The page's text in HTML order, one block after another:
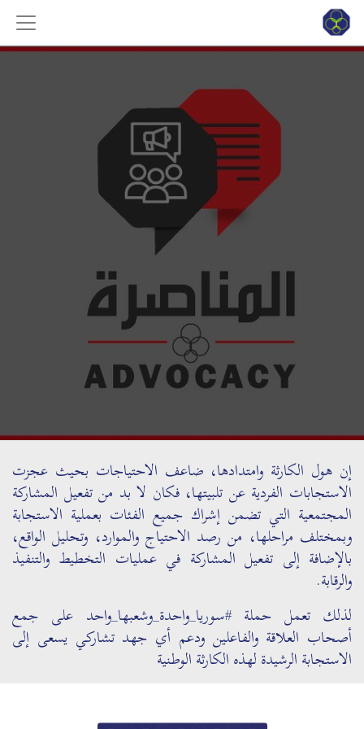
إن هول الكارثة وامتدادها، ضاعف الاحتياجات بحيث عجزت
الاستجابات الفردية عن تلبيتها، فكان لا بد من تفعيل المشاركة
المجتمعية التي تضمن إشراك جميع الفئات بعملية الاستجابة
وبمختلف مراحلها، من رصد الاحتياج والموارد، وتحليل الواقع،
بالإضافة إلى تفعيل المشاركة في عمليات التخطيط والتنفيذ
والرقابة.
لذلك تعمل حملة #سوريا_واحدة_وشعبها_واحد على جمع
أصحاب العلاقة والفاعلين ودعم أي جهد تشاركي يسعى إلى
الاستجابة الرشيدة لهذه الكارثة الوطنية